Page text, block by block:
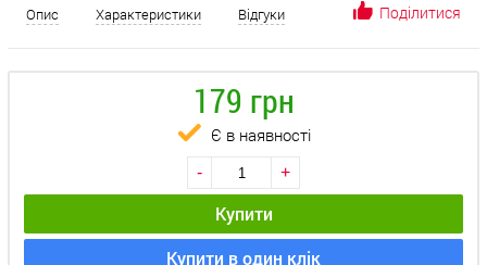
Опис Характеристики Відгуки Поділитися
179 грн
Є в наявності
- +
Купити
Купити в один клік